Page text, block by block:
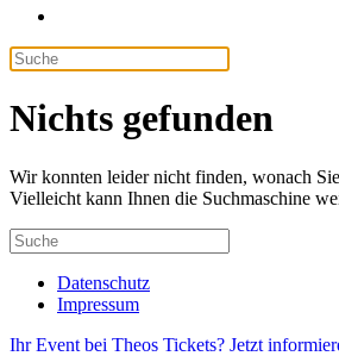
Nichts gefunden
Wir konnten leider nicht finden, wonach
Vielleicht kann Ihnen die Suchmaschine
Datenschutz
Impressum
Ihr Event bei Theos Tickets? Jetzt